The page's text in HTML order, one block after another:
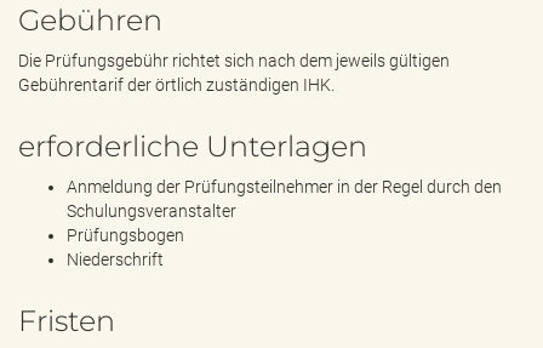
Gebühren
Die Prüfungsgebühr richtet sich nach dem jeweils gültigen
Gebührentarif der örtlich zuständigen IHK.
erforderliche Unterlagen
Anmeldung der Prüfungsteilnehmer in der Regel durch den
Schulungsveranstalter
Prüfungsbogen
Niederschrift
Fristen